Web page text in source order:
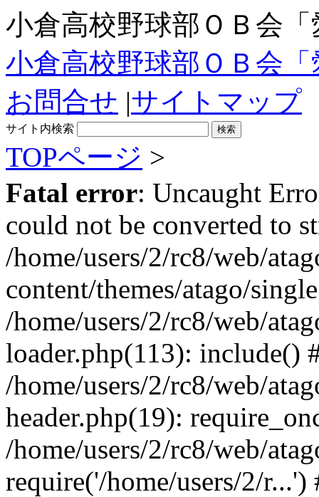
小倉高校野球部ＯＢ会
小倉高校野球部ＯＢ会
お問合せ |サイトマップ
サイト内検索
TOPページ >
Fatal error: Uncaught
could not be converted to
/home/users/2/rc8/web/
content/themes/atago/
/home/users/2/rc8/web/
loader.php(113): include()
/home/users/2/rc8/web/
header.php(19):
/home/users/2/rc8/web/
require('/home/users/2/